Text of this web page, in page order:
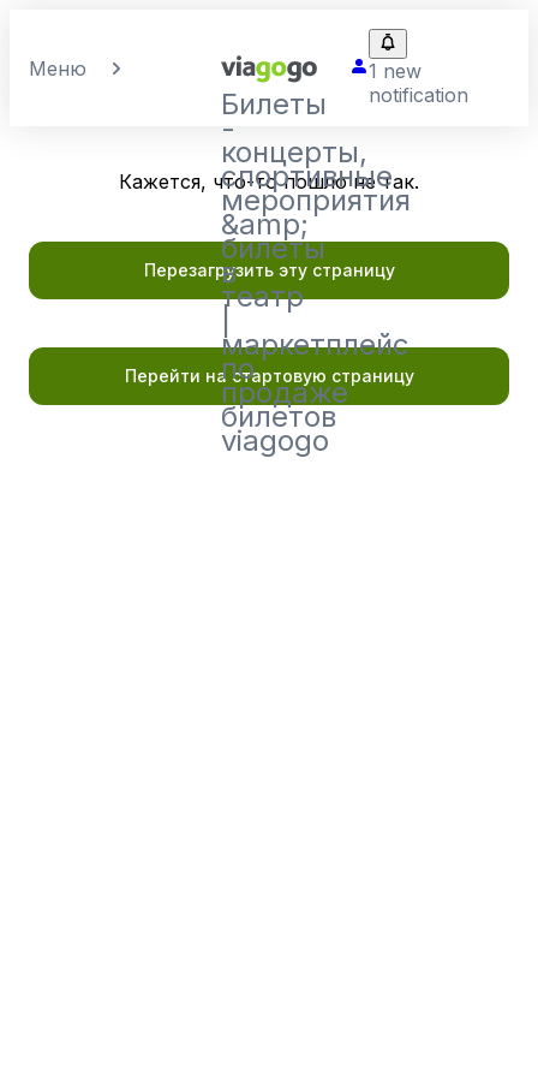
Меню
Билеты
-
концерты,
спортивные
мероприятия
&amp;
билеты
в
театр
маркетплейс
по
продаже
билетов
viagogo
1 new
notification
Кажется, что-то пошло не так.
Перезагрузить эту страницу
Перейти на стартовую страницу